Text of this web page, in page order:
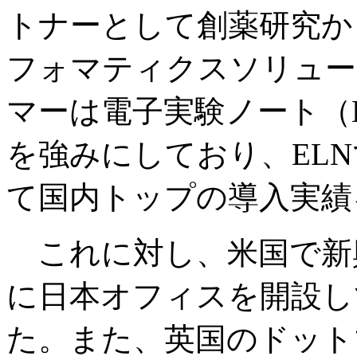
トナーとして創薬研究
フォマティクスソリュ
マーは電子実験ノート
を強みにしており、
て国内トップの導入実
これに対し、米国で
に日本オフィスを開設
た。また、英国のドッ